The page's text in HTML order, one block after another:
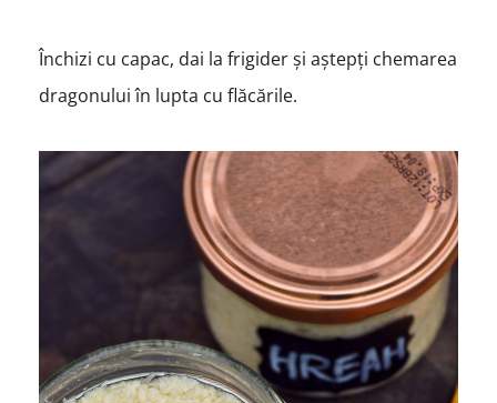
Închizi cu capac, dai la frigider și aștepți chemarea
dragonului în lupta cu flăcările.